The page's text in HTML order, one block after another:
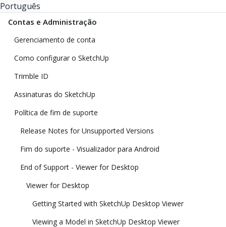
Português
Contas e Administração
Gerenciamento de conta
Como configurar o SketchUp
Trimble ID
Assinaturas do SketchUp
Política de fim de suporte
Release Notes for Unsupported Versions
Fim do suporte - Visualizador para Android
End of Support - Viewer for Desktop
Viewer for Desktop
Getting Started with SketchUp Desktop Viewer
Viewing a Model in SketchUp Desktop Viewer